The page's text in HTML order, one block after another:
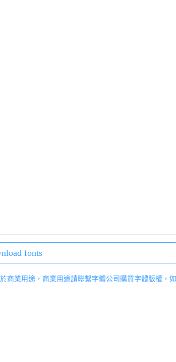
fonts
商業用途，商業用途請聯繫字體公司購買字體版權，如